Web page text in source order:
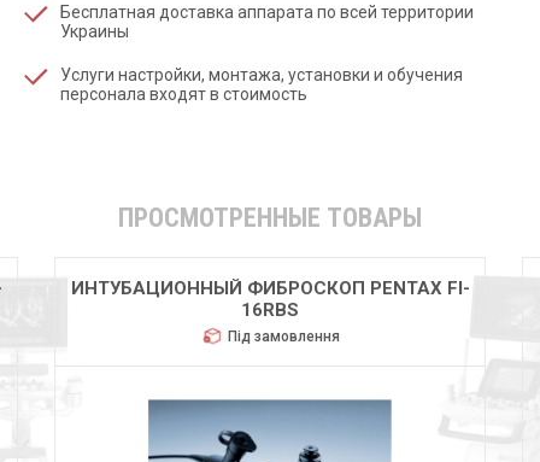
Бесплатная доставка аппарата по всей территории
Украины
Услуги настройки, монтажа, установки и обучения
персонала входят в стоимость
ПРОСМОТРЕННЫЕ ТОВАРЫ
ИНТУБАЦИОННЫЙ ФИБРОСКОП PENTAX FI-
16RBS
Під замовлення